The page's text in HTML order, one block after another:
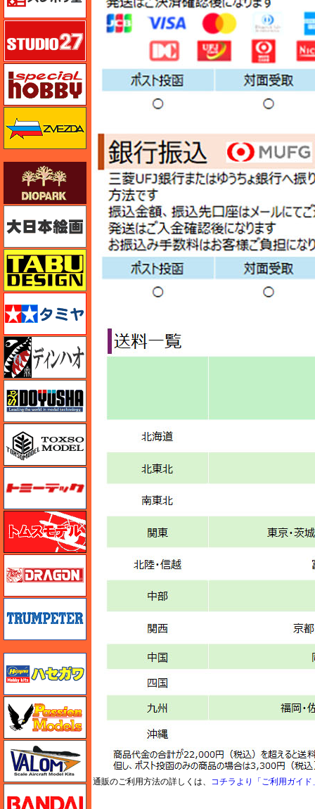
通販のご利用方法の詳しくは、 コチラより「ご利用ガイド
スタジオ27・タブデザイン
スペシャルホビー
ズベズダ（Zvezda）
ダイオパーク（diopark）
大日本絵画
タブデザイン・スタジオ27
ディン・ハオ
トキソモデル（toxso_model）
トムスモデル
バロムモデル